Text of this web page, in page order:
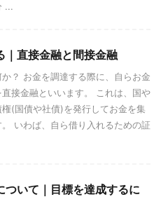
...
｜直接金融と間接金融
？ お金を調達する際に、自らお金
接金融といいます。 これは、国や
(国債や社債)を発行してお金を集
いわば、自ら借り入れるための証
ついて｜目標を達成するに